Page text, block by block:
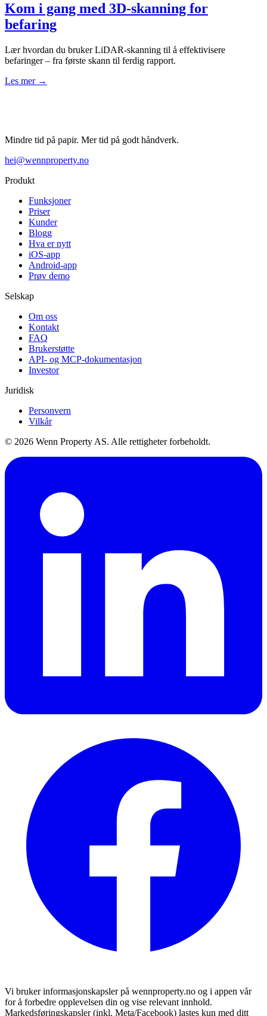
Kom i gang med 3D-skanning for
befaring
Lær hvordan du bruker LiDAR-skanning til å effektivisere
befaringer – fra første skann til ferdig rapport.
Les mer →
Mindre tid på papir. Mer tid på godt håndverk.
hei@wennproperty.no
Produkt
Funksjoner
Priser
Kunder
Blogg
Hva er nytt
iOS-app
Android-app
Prøv demo
Selskap
Om oss
Kontakt
FAQ
Brukerstøtte
API- og MCP-dokumentasjon
Investor
Juridisk
Personvern
Vilkår
© 2026 Wenn Property AS. Alle rettigheter forbeholdt.
Vi bruker informasjonskapsler på wennproperty.no og i appen vår
for å forbedre opplevelsen din og vise relevant innhold.
Markedsføringskapsler (inkl. Meta/Facebook) lastes kun med ditt